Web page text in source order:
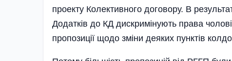
проекту Колективного договору. В
Додатків до КД дискримінують права
пропозиції щодо зміни деяких пунктів